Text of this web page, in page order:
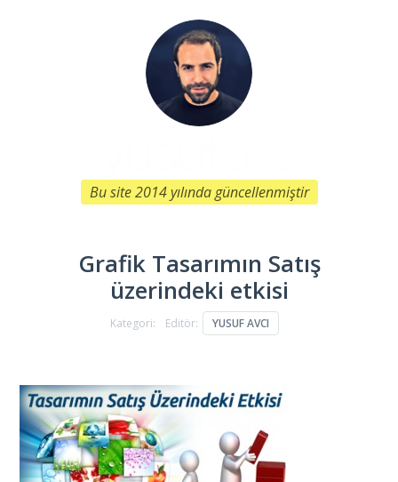
Bu site 2014 yılında güncellenmiştir
Grafik Tasarımın Satış
üzerindeki etkisi
Kategori: Editör: YUSUF AVCI